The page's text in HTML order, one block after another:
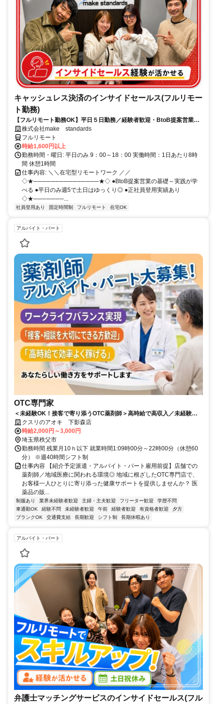
キャッシュレス決済のインサイドセールス(フルリモー
ト勤務)
【フルリモート勤務OK】平日５日勤務／経験者歓迎・BtoB提案営業で
スキルアップ
株式会社make standards
フルリモート
時給1,600円以上
勤務時間・曜日: 平日のみ 9：00～18：00 実働時間：1日あたり8時
間 休憩1時間
仕事内容: ＼＼在宅型リモートワーク ／／
◇★───────────────★◇ ●BtoB提案営業の基礎～実践が学
べる ●平日のみ週5で土日はゆっくり◎ ●正社員登用実績あり
◇★───────...
社員登用あり 固定時間制 フルリモート 在宅OK
アルバイト・パート
OTC専門家
＜未経験OK！接客で寄り添うOTC薬剤師＞高時給で高収入／未経験か
らOTC分野にチャレンジ可能／接客中心でお客様に寄り添えるやりがい
◎／シフト制でプライベートと両立しやすい
クスリのアオキ 下影森店
時給2,000円～3,000円
埼玉県秩父市
勤務時間 残業月10ｈ以下 就業時間1:09時00分～22時00分（休憩60
分） ※週40時間シフト制
仕事内容 【紹介予定派遣・アルバイト・パート雇用前提】店舗での
薬剤師／地域医療に関われる環境◎ 地域に根ざしたOTC専門店で、
お客様一人ひとりに寄り添った健康サポートを提供しませんか？ 医
薬品の販...
制服あり 業界未経験者歓迎 主婦・主夫歓迎 フリーター歓迎
学歴不問
車通勤OK
経験不問 未経験者歓迎 午前 経験者歓迎 有資格者歓迎
夕方
ブランクOK
交通費支給 長期歓迎 シフト制 長期休暇あり
アルバイト・パート
弁護士マッチングサービスのインサイドセールス(フル